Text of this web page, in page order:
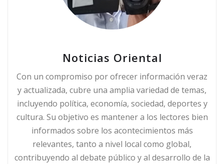
Noticias Oriental
Con un compromiso por ofrecer información veraz
y actualizada, cubre una amplia variedad de temas,
incluyendo política, economía, sociedad, deportes y
cultura. Su objetivo es mantener a los lectores bien
informados sobre los acontecimientos más
relevantes, tanto a nivel local como global,
contribuyendo al debate público y al desarrollo de la